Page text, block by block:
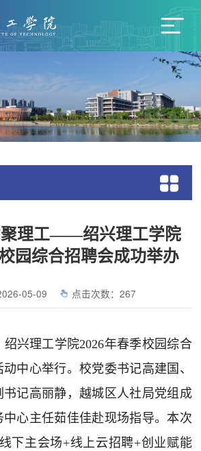
聚理工——绍兴理工学院
园综合招聘会成功举办
05-09 点击次数：267
绍兴理工学院2026年春季校园综合
中心举行。校党委书记高建国、
记高丽静，越城区人社局党组成
中心主任茹佳佳赴现场指导。本次
下主会场+线上云招聘+创业赋能